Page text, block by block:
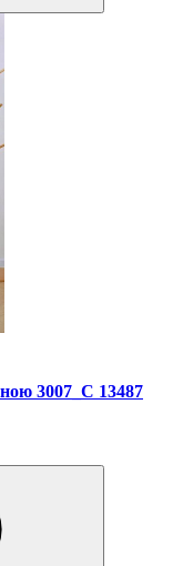
3007_C 13487